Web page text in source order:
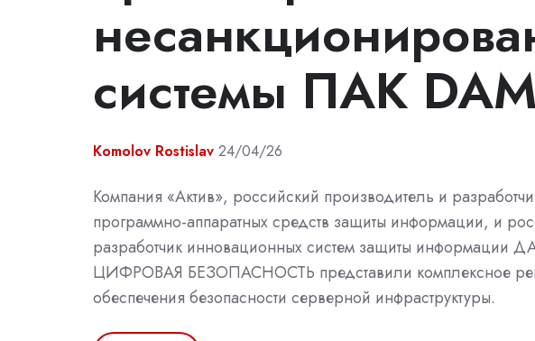
системы ПАК
Komolov Rostislav 24/04/26
Компания «Актив», российский производитель и
программно-аппаратных средств защиты информации, и
разработчик инновационных систем защиты информации
ЦИФРОВАЯ БЕЗОПАСНОСТЬ представили комплексное
обеспечения безопасности серверной инфраструктуры.